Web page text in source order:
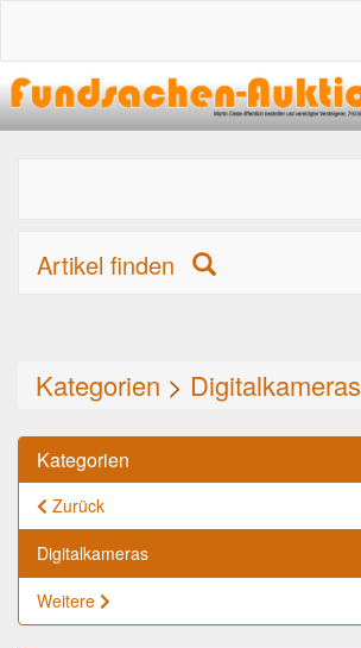
Artikel finden
Kategorien > Digitalkameras
Kategorien
Zurück
Digitalkameras
Weitere